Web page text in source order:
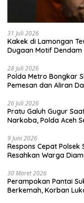
31 Juli 2026
Kakek di Lamongan
Dugaan Motif Dendam
28 Juli 2026
Polda Metro Bongkar
Pemesan dan Aliran
26 Juli 2026
Pratu Galuh Gugur
Narkoba, Polda Aceh
9 Juni 2026
Respons Cepat Polsek
Resahkan Warga
30 Maret 2026
Perampokan Pantai
Berkemah, Korban